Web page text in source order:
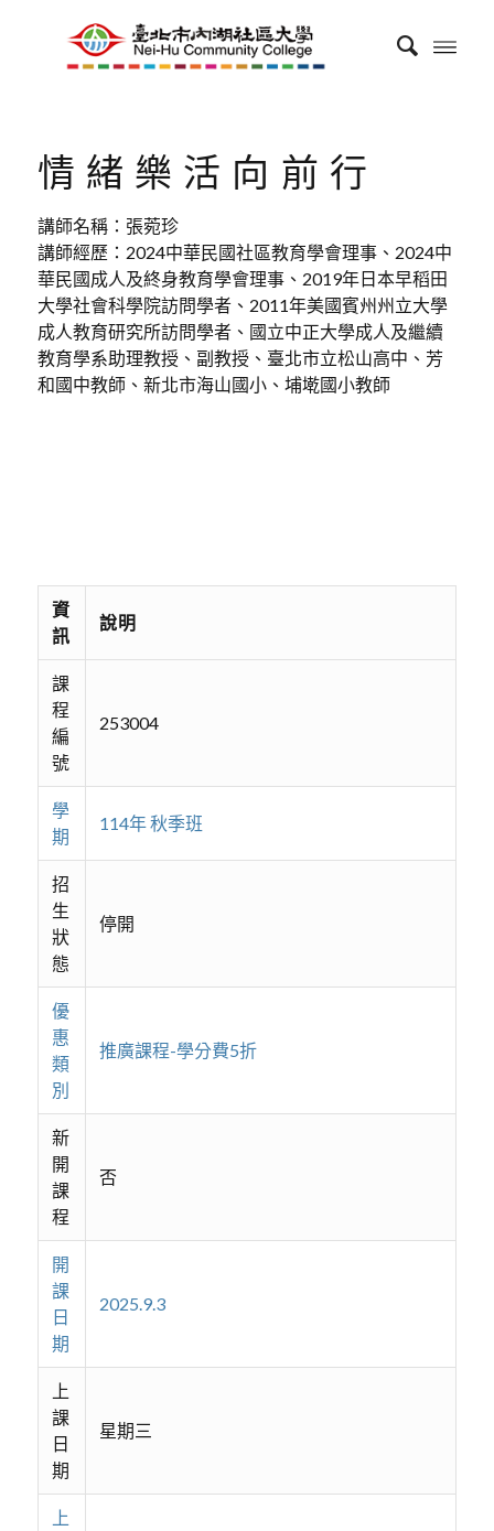
情緒樂活向前行
講師名稱：張菀珍
講師經歷：2024中華民國社區教育學會理事、2024中
華民國成人及終身教育學會理事、2019年日本早稻田
大學社會科學院訪問學者、2011年美國賓州州立大學
成人教育研究所訪問學者、國立中正大學成人及繼續
教育學系助理教授、副教授、臺北市立松山高中、芳
和國中教師、新北市海山國小、埔墘國小教師
資
訊
說明
課
程
編
號
253004
學
期
114年 秋季班
招
生
狀
態
停開
優
惠
類
別
推廣課程-學分費5折
新
開
課
程
否
開
課
日
期
2025.9.3
上
課
日
期
星期三
上